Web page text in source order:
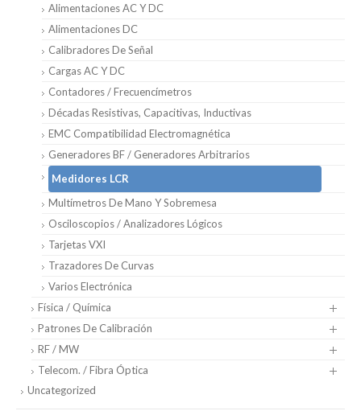
Alimentaciones AC Y DC
Alimentaciones DC
Calibradores De Señal
Cargas AC Y DC
Contadores / Frecuencímetros
Décadas Resistivas, Capacitivas, Inductivas
EMC Compatibilidad Electromagnética
Generadores BF / Generadores Arbitrarios
Medidores LCR
Multímetros De Mano Y Sobremesa
Osciloscopios / Analizadores Lógicos
Tarjetas VXI
Trazadores De Curvas
Varios Electrónica
Física / Química
Patrones De Calibración
RF / MW
Telecom. / Fibra Óptica
Uncategorized